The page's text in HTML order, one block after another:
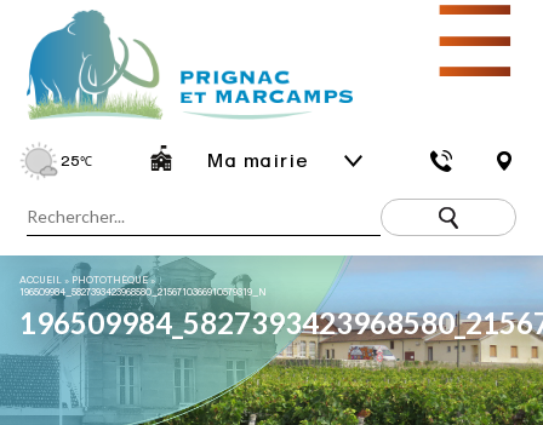
25℃ Ma mairie
☰
ACCUEIL » PHOTOTHÈQUE»
196509984_5827393423968580_2156710366910579319_N